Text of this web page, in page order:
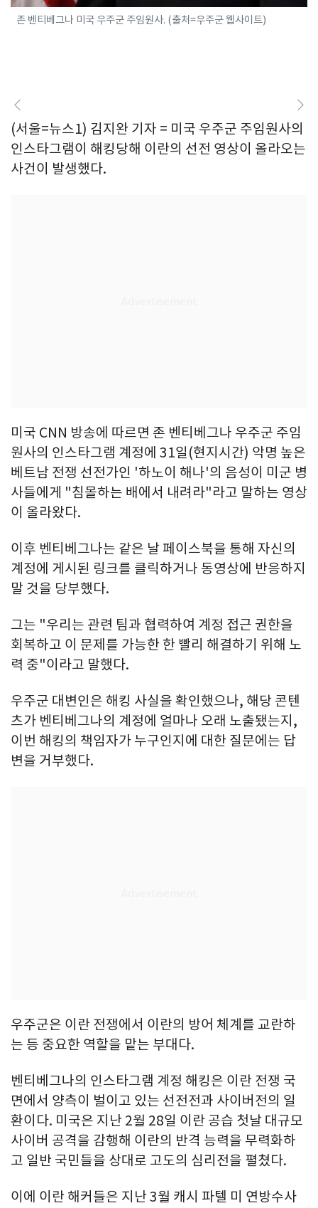
존 벤티베그나 미국 우주군 주임원사. (출처=우주군 웹사이트)
(서울=뉴스1) 김지완 기자 = 미국 우주군 주임원사의
인스타그램이 해킹당해 이란의 선전 영상이 올라오는
사건이 발생했다.
미국 CNN 방송에 따르면 존 벤티베그나 우주군 주임
원사의 인스타그램 계정에 31일(현지시간) 악명 높은
베트남 전쟁 선전가인 '하노이 해나'의 음성이 미군 병
사들에게 "침몰하는 배에서 내려라"라고 말하는 영상
이 올라왔다.
이후 벤티베그나는 같은 날 페이스북을 통해 자신의
계정에 게시된 링크를 클릭하거나 동영상에 반응하지
말 것을 당부했다.
그는 "우리는 관련 팀과 협력하여 계정 접근 권한을
회복하고 이 문제를 가능한 한 빨리 해결하기 위해 노
력 중"이라고 말했다.
우주군 대변인은 해킹 사실을 확인했으나, 해당 콘텐
츠가 벤티베그나의 계정에 얼마나 오래 노출됐는지,
이번 해킹의 책임자가 누구인지에 대한 질문에는 답
변을 거부했다.
우주군은 이란 전쟁에서 이란의 방어 체계를 교란하
는 등 중요한 역할을 맡는 부대다.
벤티베그나의 인스타그램 계정 해킹은 이란 전쟁 국
면에서 양측이 벌이고 있는 선전전과 사이버전의 일
환이다. 미국은 지난 2월 28일 이란 공습 첫날 대규모
사이버 공격을 감행해 이란의 반격 능력을 무력화하
고 일반 국민들을 상대로 고도의 심리전을 펼쳤다.
이에 이란 해커들은 지난 3월 캐시 파텔 미 연방수사